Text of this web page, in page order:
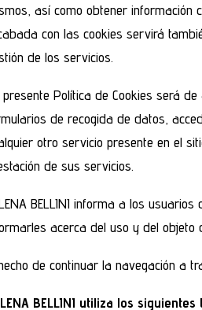
así como obtener información
con las cookies servirá
de los servicios.
Política de Cookies será
de recogida de datos,
otro servicio presente en el
de sus servicios.
BELLINI informa a los
acerca del uso y del objeto
de continuar la navegación a
BELLINI utiliza los